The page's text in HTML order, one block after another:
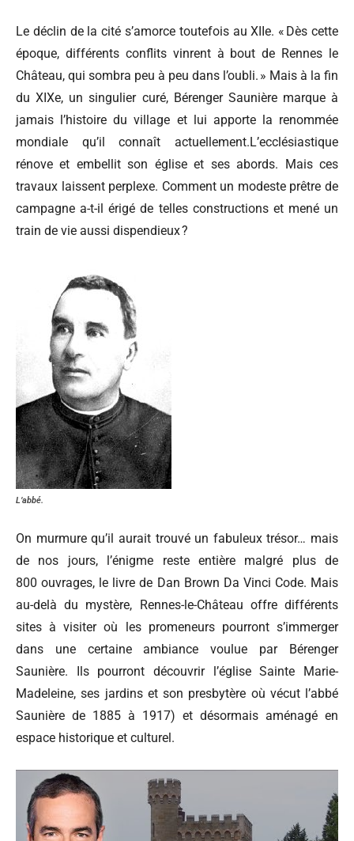
Le déclin de la cité s’amorce toutefois au XIIe. « Dès cette
époque, différents conflits vinrent à bout de Rennes le
Château, qui sombra peu à peu dans l’oubli. » Mais à la fin
du XIXe, un singulier curé, Bérenger Saunière marque à
jamais l’histoire du village et lui apporte la renommée
mondiale qu’il connaît actuellement.L’ecclésiastique
rénove et embellit son église et ses abords. Mais ces
travaux laissent perplexe. Comment un modeste prêtre de
campagne a-t-il érigé de telles constructions et mené un
train de vie aussi dispendieux ?
L’abbé.
On murmure qu’il aurait trouvé un fabuleux trésor… mais
de nos jours, l’énigme reste entière malgré plus de
800 ouvrages, le livre de Dan Brown Da Vinci Code. Mais
au-delà du mystère, Rennes-le-Château offre différents
sites à visiter où les promeneurs pourront s’immerger
dans une certaine ambiance voulue par Bérenger
Saunière. Ils pourront découvrir l’église Sainte Marie-
Madeleine, ses jardins et son presbytère où vécut l’abbé
Saunière de 1885 à 1917) et désormais aménagé en
espace historique et culturel.